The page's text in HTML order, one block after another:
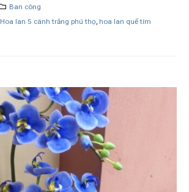
Ban công
Hoa lan 5 cánh trắng phú thọ, hoa lan quế tím